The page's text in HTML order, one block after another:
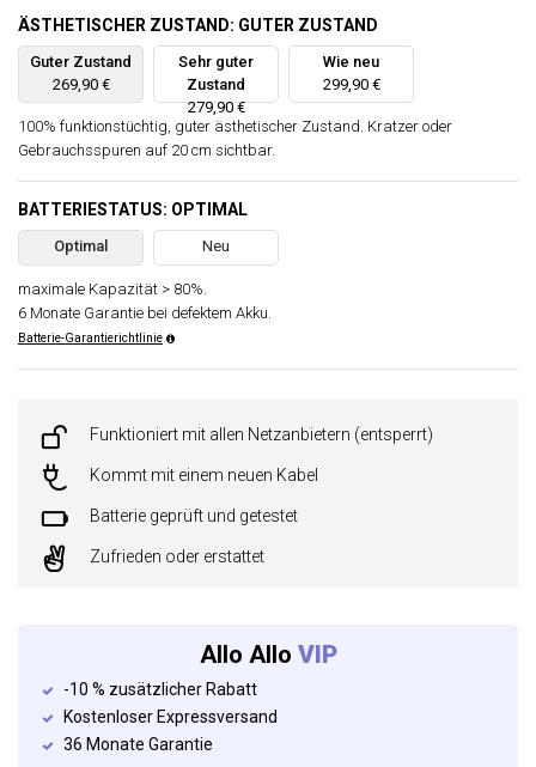
ÄSTHETISCHER ZUSTAND: GUTER ZUSTAND
Guter Zustand
269,90 €
Sehr guter
Zustand
279,90 €
Wie neu
299,90 €
100% funktionstüchtig, guter ästhetischer Zustand. Kratzer oder
Gebrauchsspuren auf 20 cm sichtbar.
BATTERIESTATUS: OPTIMAL
Optimal Neu
maximale Kapazität > 80%.
6 Monate Garantie bei defektem Akku.
Batterie-Garantierichtlinie
Funktioniert mit allen Netzanbietern (entsperrt)
Kommt mit einem neuen Kabel
Batterie geprüft und getestet
Zufrieden oder erstattet
Allo Allo VIP
-10 % zusätzlicher Rabatt
Kostenloser Expressversand
36 Monate Garantie